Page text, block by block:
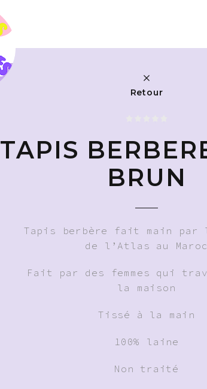
Retour
TAPIS
BRUN
Tapis berbère fait main par
de l’Atlas au Maroc
Fait par des femmes qui
la maison
Tissé à la main
100% laine
Non traité